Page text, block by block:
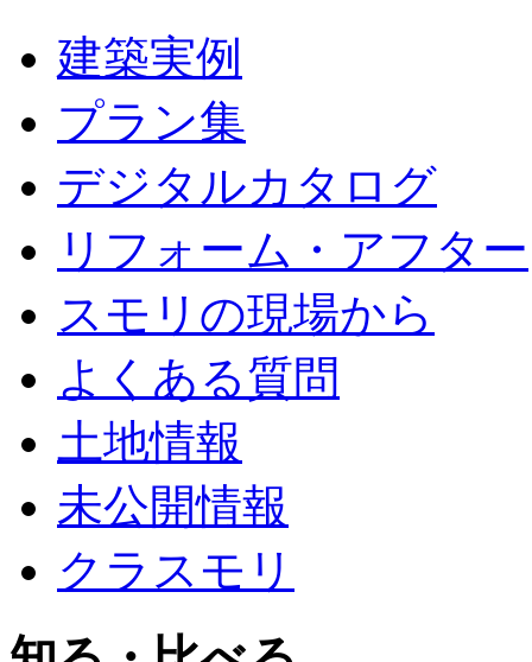
建築実例
プラン集
デジタルカタログ
リフォーム・アフター
スモリの現場から
よくある質問
土地情報
未公開情報
クラスモリ